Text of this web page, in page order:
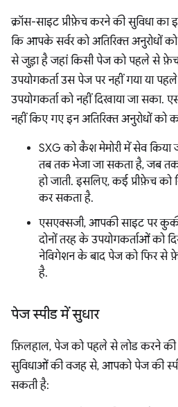
क्रॉस-साइट प्रीफ़ेच करने की सुविधा का
कि आपके सर्वर को अतिरिक्त अनुरोधों
से जुड़ा है जहां किसी पेज को पहले से फ़ेच
उपयोगकर्ता उस पेज पर नहीं गया या
उपयोगकर्ता को नहीं दिखाया जा सका.
नहीं किए गए इन अतिरिक्त अनुरोधों
SXG को कैश मेमोरी में सेव किया
तब तक भेजा जा सकता है, जब
हो जाती. इसलिए, कई प्रीफ़ेच को
कर सकता है.
एसएक्सजी, आपकी साइट पर
दोनों तरह के उपयोगकर्ताओं को
नेविगेशन के बाद पेज को फिर से
है.
पेज स्पीड में सुधार
फ़िलहाल, पेज को पहले से लोड करने की
सुविधाओं की वजह से, आपको पेज की
सकती है: